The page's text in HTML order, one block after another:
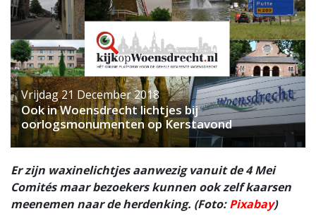
Vrijdag 21 December 2018
Ook in Woensdrecht lichtjes bij
oorlogsmonumenten op Kerstavond
Er zijn waxinelichtjes aanwezig vanuit de 4 Mei
Comités maar bezoekers kunnen ook zelf kaarsen
meenemen naar de herdenking. (Foto:Pixabay)